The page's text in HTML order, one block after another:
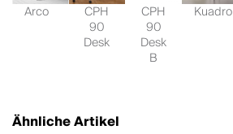
Arco CPH
90
Desk
CPH
90
Desk
B
Kuadro
Ähnliche Artikel